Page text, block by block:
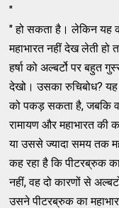
"
" हो सकता है। लेकिन यह
महाभारत नहीं देख लेती
हर्षा को अल्बर्टो पर बहुत
देखो। उसका रुचिबोध? यह
को पकड़ सकता है, जबकि
रामायण और महाभारत की
या उससे ज्यादा समय तक
कह रहा है कि पीटरब्रुक
नहीं, वह दो कारणों से
उसने पीटरब्रुक का